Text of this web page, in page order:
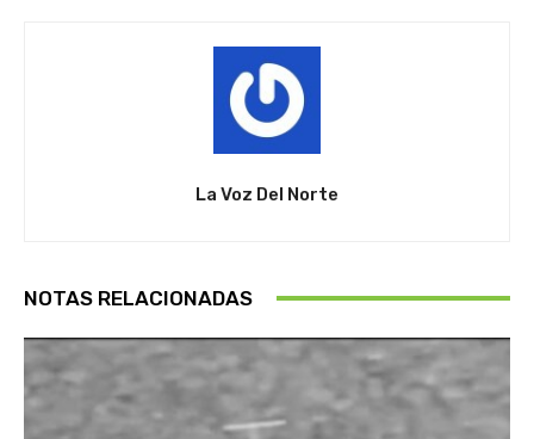
La Voz Del Norte
NOTAS RELACIONADAS